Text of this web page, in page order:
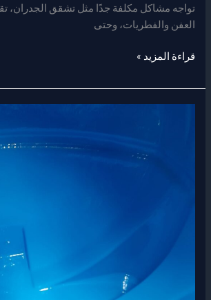
تواجه مشاكل مكلفة جدًا مثل تشقق الجدران،
العفن والفطريات، وحتى
قراءة المزيد »
الخزانات